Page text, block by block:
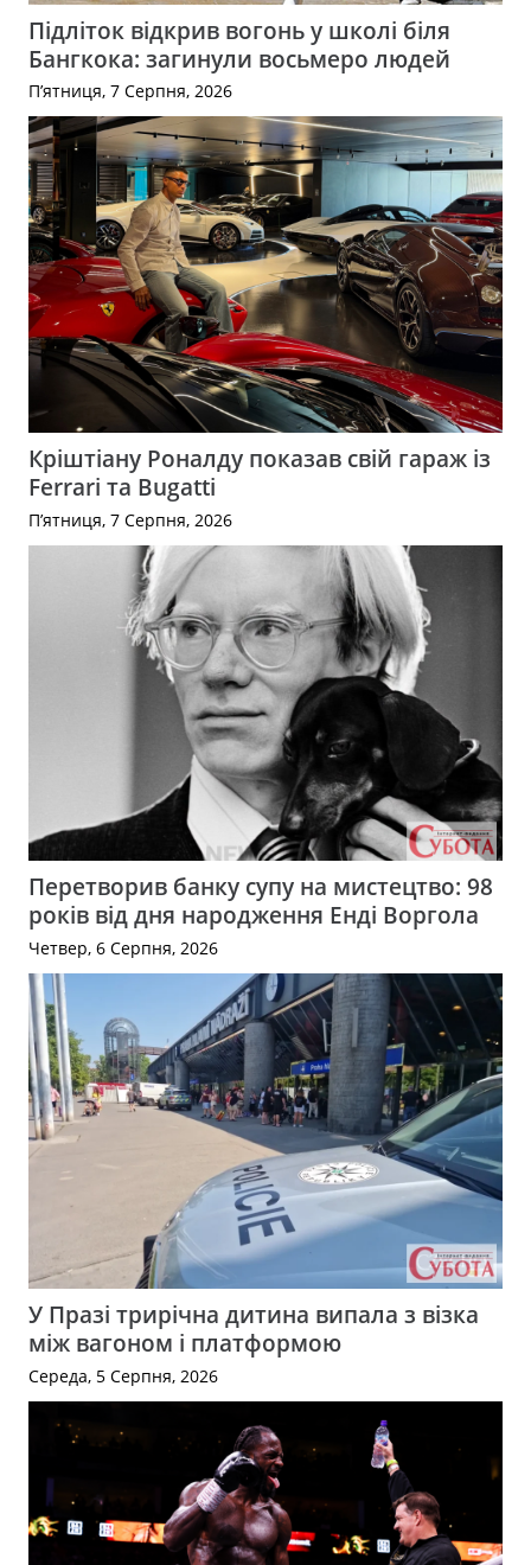
Підліток відкрив вогонь у школі біля
Бангкока: загинули восьмеро людей
П’ятниця, 7 Серпня, 2026
Кріштіану Роналду показав свій гараж із
Ferrari та Bugatti
П’ятниця, 7 Серпня, 2026
Перетворив банку супу на мистецтво: 98
років від дня народження Енді Воргола
Четвер, 6 Серпня, 2026
У Празі трирічна дитина випала з візка
між вагоном і платформою
Середа, 5 Серпня, 2026